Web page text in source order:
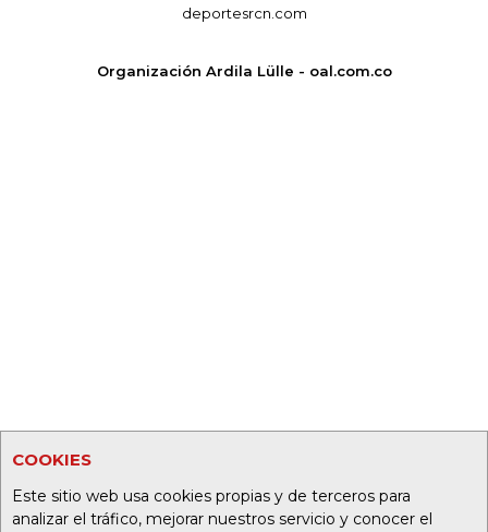
COOKIES
Este sitio web usa cookies propias y de terceros para
analizar el tráfico, mejorar nuestros servicio y conocer el
deportesrcn.com
Organización Ardila Lülle - oal.com.co